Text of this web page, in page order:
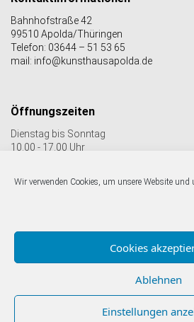
Wir verwenden Cookies, um unsere Website und
Cookies
Ablehnen
Einstellungen
Bahnhofstraße 42
99510 Apolda/Thüringen
Telefon: 03644 – 51 53 65
mail: info@kunsthausapolda.de
Öffnungszeiten
Dienstag bis Sonntag
10.00 - 17.00 Uhr
© Kunstverein Apolda Avantgarde e.V.